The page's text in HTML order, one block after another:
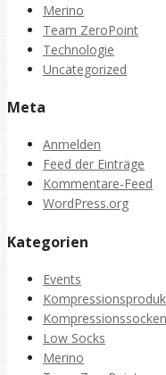
Merino
Team ZeroPoint
Technologie
Uncategorized
Meta
Anmelden
Feed der Einträge
Kommentare-Feed
WordPress.org
Kategorien
Events
Kompressionssocken
Low Socks
Merino